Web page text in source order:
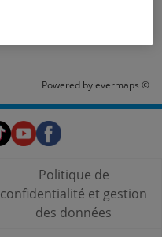
Powered byevermaps ©
Politique de
confidentialité et gestion
des données